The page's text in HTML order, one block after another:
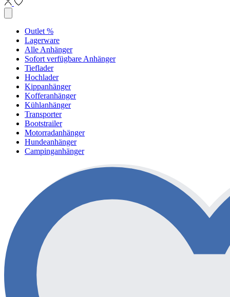
Outlet %
Lagerware
Alle Anhänger
Sofort verfügbare Anhänger
Tieflader
Hochlader
Kippanhänger
Kofferanhänger
Kühlanhänger
Transporter
Bootstrailer
Motorradanhänger
Hundeanhänger
Campinganhänger